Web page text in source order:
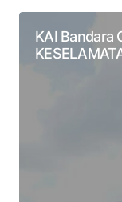
KAI Bandara